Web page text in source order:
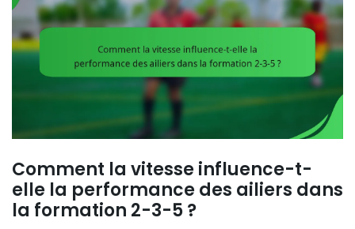
Comment la vitesse influence-t-
elle la performance des ailiers dans
la formation 2-3-5 ?